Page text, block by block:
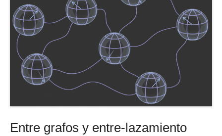
Entre grafos y entre-lazamiento